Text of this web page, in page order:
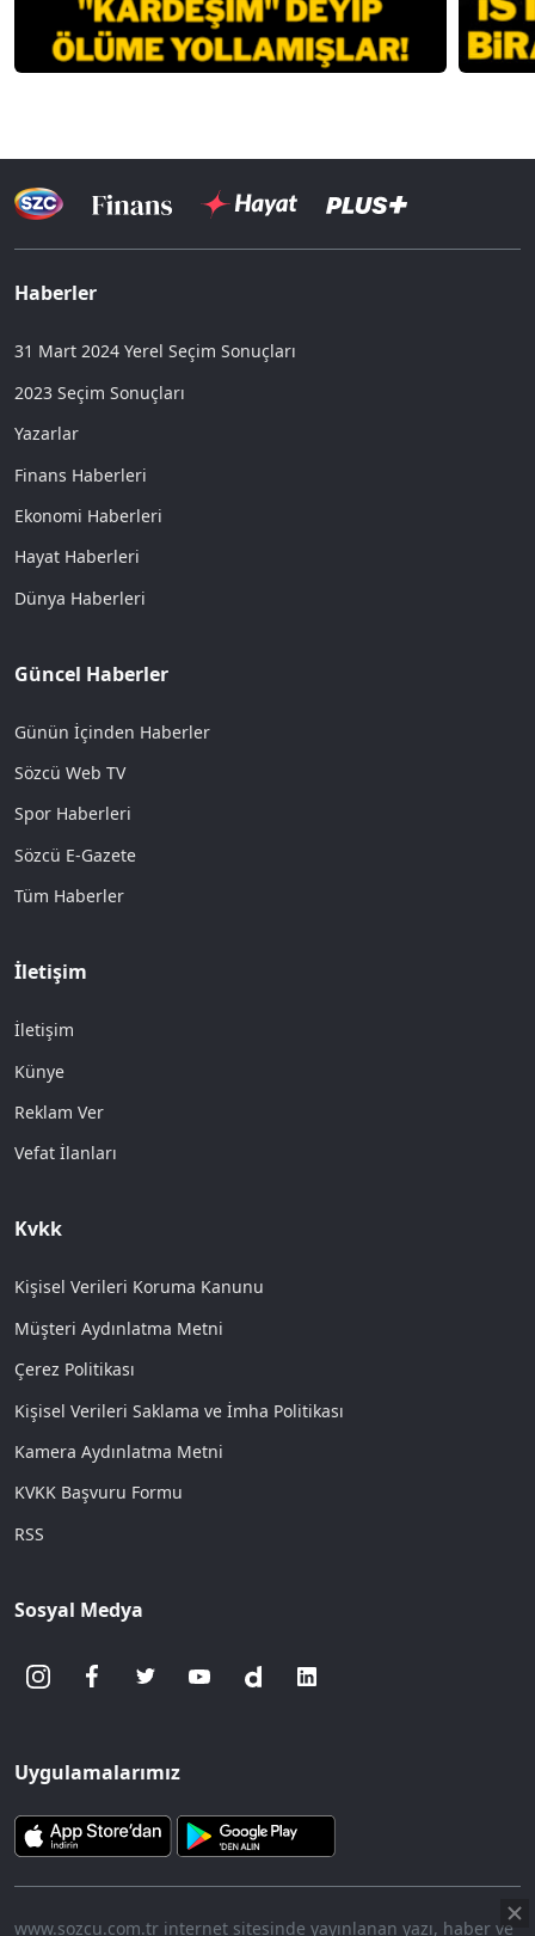
Haberler
31 Mart 2024 Yerel Seçim Sonuçları
2023 Seçim Sonuçları
Yazarlar
Finans Haberleri
Ekonomi Haberleri
Hayat Haberleri
Dünya Haberleri
Güncel Haberler
Günün İçinden Haberler
Sözcü Web TV
Spor Haberleri
Sözcü E-Gazete
Tüm Haberler
İletişim
İletişim
Künye
Reklam Ver
Vefat İlanları
Kvkk
Kişisel Verileri Koruma Kanunu
Müşteri Aydınlatma Metni
Çerez Politikası
Kişisel Verileri Saklama ve İmha Politikası
Kamera Aydınlatma Metni
KVKK Başvuru Formu
RSS
Sosyal Medya
Uygulamalarımız
www.sozcu.com.tr internet sitesinde yayınlanan yazı, haber ve